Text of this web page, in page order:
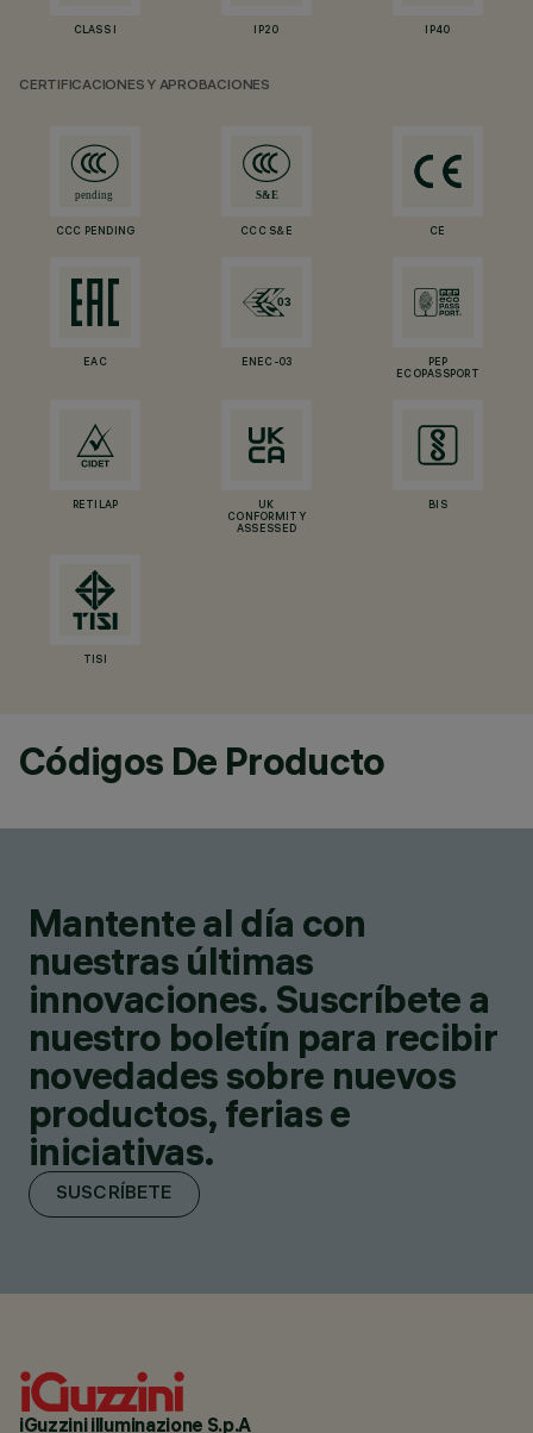
CLASS I IP20 IP40
CERTIFICACIONES Y APROBACIONES
CCC PENDING CCC S&E CE
EAC ENEC-03
PEP
ECOPASSPORT
RETILAP
UK
CONFORMITY
ASSESSED
BIS
TISI
Códigos De Producto
Mantente al día con
nuestras últimas
innovaciones. Suscríbete a
nuestro boletín para recibir
novedades sobre nuevos
productos, ferias e
iniciativas.
SUSCRÍBETE
iGuzzini illuminazione S.p.A